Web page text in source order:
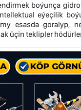
boýunça
eýeçilik
esasda goralyp,
üçin teklipler